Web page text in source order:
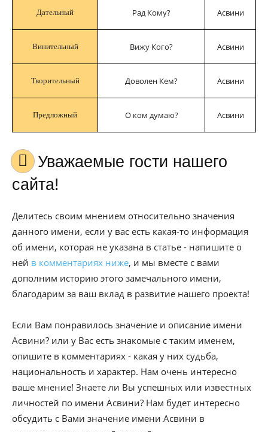
Дательный Рад Кому? Асвини
Винительный Вижу Кого? Асвини
Творительный Доволен Кем? Асвини
Предложный О ком думаю? Асвини
Уважаемые гости нашего
сайта!
Делитесь своим мнением относительно значения
данного имени, если у вас есть какая-то информация
об имени, которая не указана в статье - напишите о
ней в комментариях ниже, и мы вместе с вами
дополним историю этого замечального имени,
благодарим за ваш вклад в развитие нашего проекта!
Если Вам понравилось значение и описание имени
Асвини? или у Вас есть знакомые с таким именем,
опишите в комментариях - какая у них судьба,
национальность и характер. Нам очень интересно
ваше мнение! Знаете ли Вы успешных или известных
личностей по имени Асвини? Нам будет интересно
обсудить с Вами значение имени Асвини в